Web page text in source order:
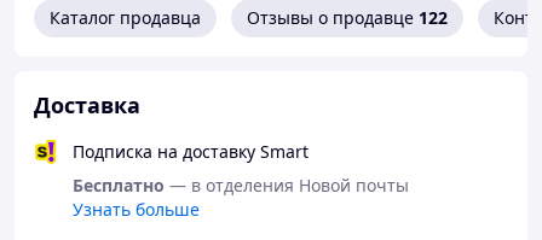
Каталог продавца Отзывы о продавце 122
Доставка
Подписка на доставку Smart
Бесплатно — в отделения Новой почты
Узнать больше